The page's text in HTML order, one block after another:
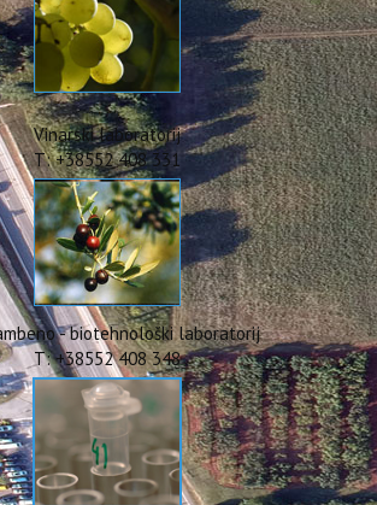
mjesta
Vinarski laboratorij
T: +38552 408 331
- biotehnološki laboratorij
T: +38552 408 348